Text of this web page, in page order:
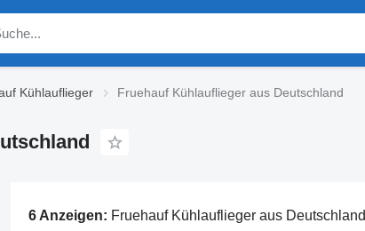
Kühlauflieger Fruehauf Kühlauflieger aus Deutschland
6 Anzeigen: Fruehauf Kühlauflieger aus Deutschland